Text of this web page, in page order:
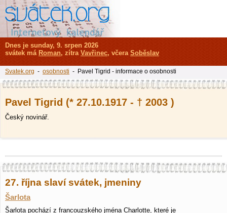
Pavel Tigrid (* 27.10.1917 - † 2003 )
Český novinář.
27. října slaví svátek, jmeniny
Šarlota
Šarlota pochází z francouzského jména Charlotte, které je
Dnes je sunday, 9. srpen 2026
svátek má Roman, zítra Vavřinec, včera Soběslav
Svatek.org - osobnosti - Pavel Tigrid - informace o osobnosti